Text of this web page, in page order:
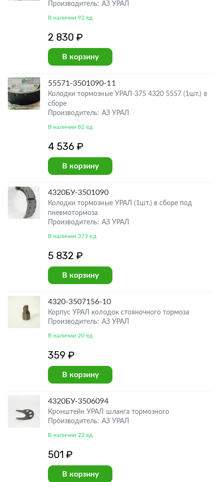
Производитель: АЗ УРАЛ
В наличии 92 ед
2 830 ₽
В корзину
55571-3501090-11
Колодки тормозные УРАЛ-375 4320 5557 (1шт.) в
сборе
Производитель: АЗ УРАЛ
В наличии 82 ед
4 536 ₽
В корзину
4320БУ-3501090
Колодки тормозные УРАЛ (1шт.) в сборе под
пневмотормоза
Производитель: АЗ УРАЛ
В наличии 373 ед
5 832 ₽
В корзину
4320-3507156-10
Корпус УРАЛ колодок стояночного тормоза
Производитель: АЗ УРАЛ
В наличии 20 ед
359 ₽
В корзину
4320БУ-3506094
Кронштейн УРАЛ шланга тормозного
Производитель: АЗ УРАЛ
В наличии 22 ед
501 ₽
В корзину